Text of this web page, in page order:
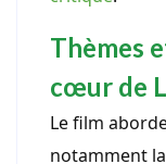
Thèmes
cœur de
Le film
notamment